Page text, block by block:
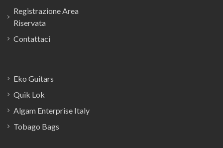
Registrazione Area
Riservata
Contattaci
Eko Guitars
Quik Lok
Algam Enterprise Italy
Tobago Bags